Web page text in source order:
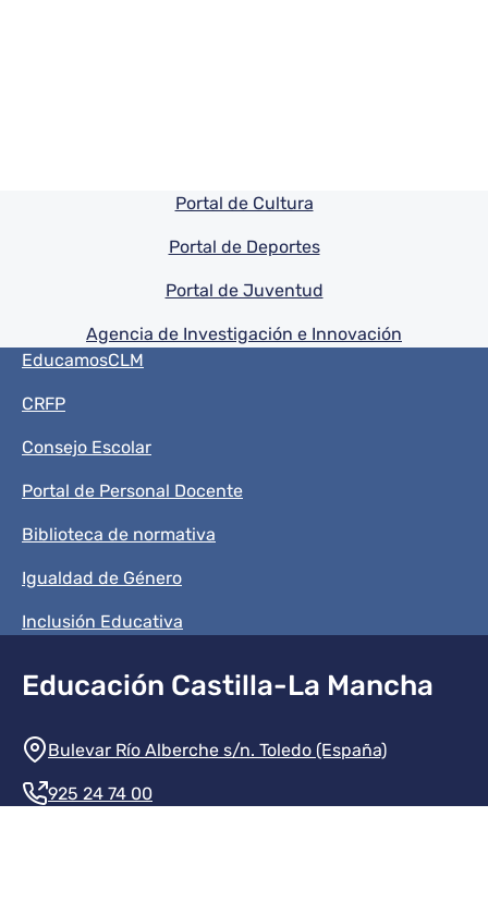
Pie de pagina información
Portal de Cultura
Portal de Deportes
Portal de Juventud
Agencia de Investigación e Innovación
Menú del pie
EducamosCLM
CRFP
Consejo Escolar
Portal de Personal Docente
Biblioteca de normativa
Igualdad de Género
Inclusión Educativa
Educación Castilla-La Mancha
Información de la institución
Bulevar Río Alberche s/n. Toledo (España)
925 24 74 00